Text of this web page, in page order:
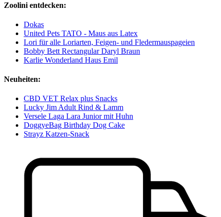
Zoolini entdecken:
Dokas
United Pets TATO - Maus aus Latex
Lori für alle Loriarten, Feigen- und Fledermauspageien
Bobby Bett Rectangular Daryl Braun
Karlie Wonderland Haus Emil
Neuheiten:
CBD VET Relax plus Snacks
Lucky Jim Adult Rind & Lamm
Versele Laga Lara Junior mit Huhn
DoggyeBag Birthday Dog Cake
Strayz Katzen-Snack